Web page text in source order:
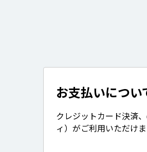
お支払いについ
クレジットカード決済
ィ）がご利用いただけま